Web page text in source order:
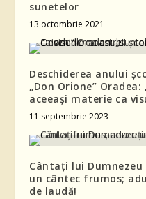
sunetelor
13 octombrie 2021
Deschiderea anului
„Don Orione”
aceeași materie ca
11 septembrie 2023
Cântați lui
un cântec frumos;
de laudă!